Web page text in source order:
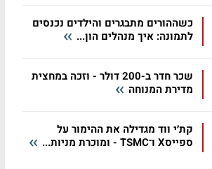
כשההורים מתבגרים והילדים נכנסים
לתמונה: איך מנהלים הון...
שכר חדר ב-200 דולר - וזכה במחצית
מדירת המנוחה
קת׳י ווד מגדילה את ההימור על
ספייסX ו־TSMC - ומוכרת מניות...